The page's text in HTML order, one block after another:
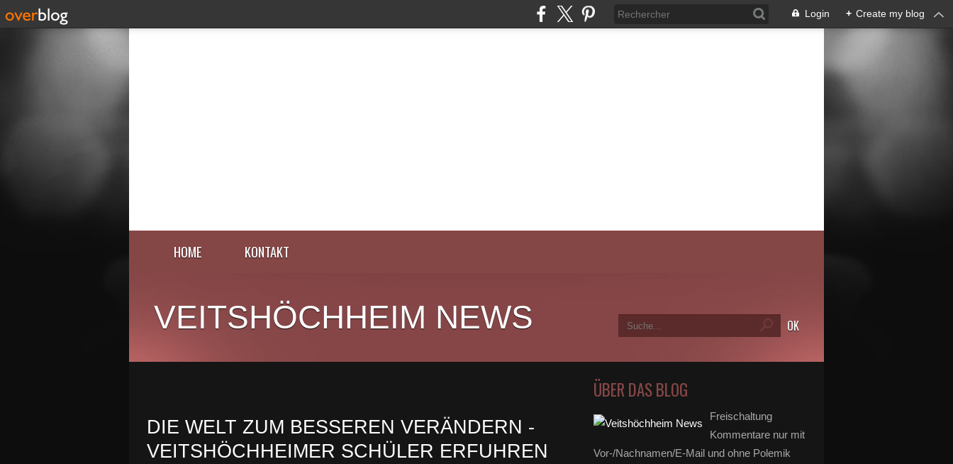
Login + Create my blog
HOME KONTAKT
VEITSHÖCHHEIM NEWS
DIE WELT ZUM BESSEREN VERÄNDERN -
VEITSHÖCHHEIMER SCHÜLER ERFUHREN
ÜBER DAS BLOG
Freischaltung
Kommentare nur mit
Vor-/Nachnamen/E-Mail und ohne Polemik